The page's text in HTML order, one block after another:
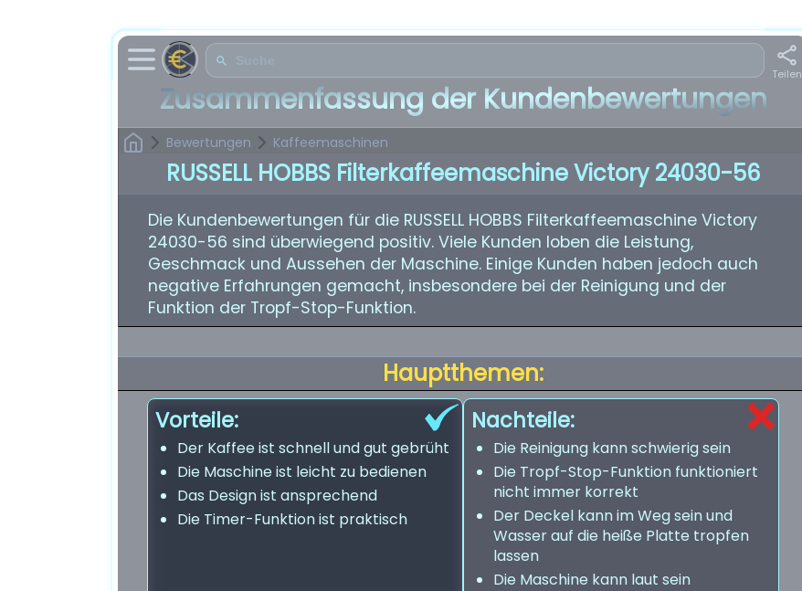
Teilen
Zusammenfassung der Kundenbewertungen
Bewertungen Kaffeemaschinen
RUSSELL HOBBS Filterkaffeemaschine Victory 24030-56
Die Kundenbewertungen für die RUSSELL HOBBS Filterkaffeemaschine Victory
24030-56 sind überwiegend positiv. Viele Kunden loben die Leistung,
Geschmack und Aussehen der Maschine. Einige Kunden haben jedoch auch
negative Erfahrungen gemacht, insbesondere bei der Reinigung und der
Funktion der Tropf-Stop-Funktion.
Hauptthemen:
Vorteile:
Der Kaffee ist schnell und gut gebrüht
Die Maschine ist leicht zu bedienen
Das Design ist ansprechend
Die Timer-Funktion ist praktisch
Nachteile:
Die Reinigung kann schwierig sein
Die Tropf-Stop-Funktion funktioniert
nicht immer korrekt
Der Deckel kann im Weg sein und
Wasser auf die heiße Platte tropfen
lassen
Die Maschine kann laut sein